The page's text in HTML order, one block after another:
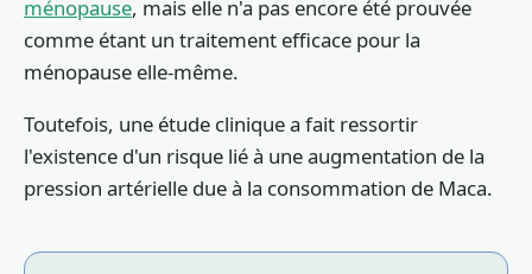
ménopause, mais elle n'a pas encore été prouvée
comme étant un traitement efficace pour la
ménopause elle-même.
Toutefois, une étude clinique a fait ressortir
l'existence d'un risque lié à une augmentation de la
pression artérielle due à la consommation de Maca.